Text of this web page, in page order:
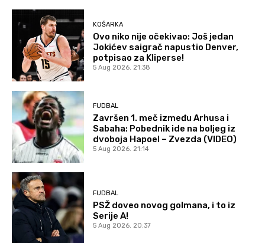
KOŠARKA
Ovo niko nije očekivao: Još jedan
Jokićev saigrač napustio Denver,
potpisao za Kliperse!
5 Aug 2026. 21:38
FUDBAL
Završen 1. meč između Arhusa i
Sabaha: Pobednik ide na boljeg iz
dvoboja Hapoel – Zvezda (VIDEO)
5 Aug 2026. 21:14
FUDBAL
PSŽ doveo novog golmana, i to iz
Serije A!
5 Aug 2026. 20:37